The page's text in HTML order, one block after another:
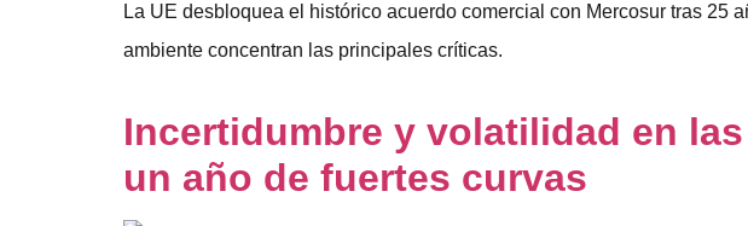
La UE desbloquea el histórico acuerdo comercial con Mercosur tras
ambiente concentran las principales críticas.
Incertidumbre y volatilidad en
un año de fuertes curvas